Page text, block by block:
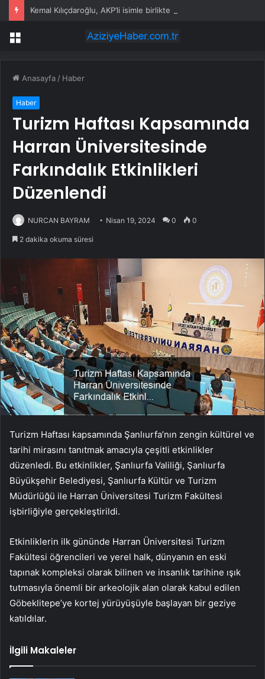
Kemal Kılıçdaroğlu, AKP’li isimle birlikte nikah şahitliği yaptı
Menü
Anasayfa / Haber
Haber
Turizm Haftası Kapsamında
Harran Üniversitesinde
Farkındalık Etkinlikleri
Düzenlendi
NURCAN BAYRAM Nisan 19, 2024 0 0
2 dakika okuma süresi
Turizm Haftası kapsamında Şanlıurfa’nın zengin kültürel ve
tarihi mirasını tanıtmak amacıyla çeşitli etkinlikler
düzenledi. Bu etkinlikler, Şanlıurfa Valiliği, Şanlıurfa
Büyükşehir Belediyesi, Şanlıurfa Kültür ve Turizm
Müdürlüğü ile Harran Üniversitesi Turizm Fakültesi
işbirliğiyle gerçekleştirildi.
Etkinliklerin ilk gününde Harran Üniversitesi Turizm
Fakültesi öğrencileri ve yerel halk, dünyanın en eski
tapınak kompleksi olarak bilinen ve insanlık tarihine ışık
tutmasıyla önemli bir arkeolojik alan olarak kabul edilen
Göbeklitepe’ye kortej yürüyüşüyle başlayan bir geziye
katıldılar.
İlgili Makaleler